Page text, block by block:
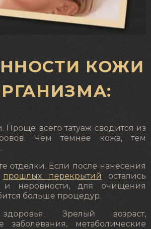
КОЖИ
Проще всего татуаж сводится из
Чем темнее кожа, тем
отделки. Если после нанесения
прошлых перекрытийостались
и неровности, для очищения
больше процедур.
Зрелый возраст,
заболевания, метаболические